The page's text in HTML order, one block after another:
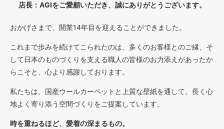
店長：AGIをご愛顧いただき、誠にありがとうございます。
おかげさまで、開業14年目を迎えることができました。
これまで歩みを続けてこられたのは、多くのお客様とのご縁、そ
して日本のものづくりを支える職人の皆様のお力添えがあったか
らこそと、心より感謝しております。
私たちは、国産ウールカーペットと上質な壁紙を通して、長く心
地よく寄り添う空間づくりをご提案しています。
時を重ねるほど、愛着の深まるもの。